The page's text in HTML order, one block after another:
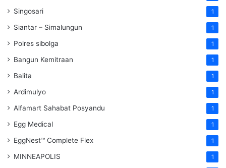
Singosari 1
Siantar – Simalungun 1
Polres sibolga 1
Bangun Kemitraan 1
Balita 1
Ardimulyo 1
Alfamart Sahabat Posyandu 1
Egg Medical 1
EggNest™ Complete Flex 1
MINNEAPOLIS 1